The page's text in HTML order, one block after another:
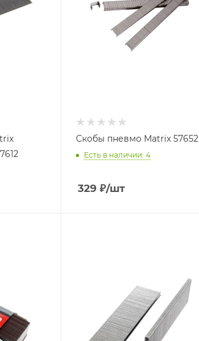
Скобы пневмо Matrix 57652
Есть в наличии: 4
329 ₽/шт